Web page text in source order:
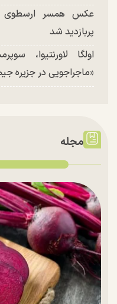
عکس همسر ارسطوی
پربازدید شد
اولگا لاورنتیوا،
«ماجراجویی در جزیره
مجله